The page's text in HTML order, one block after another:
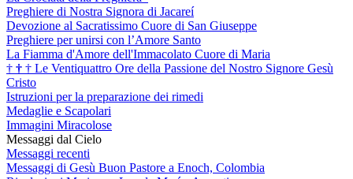
Preghiere di Nostra Signora di Jacareí
Devozione al Sacratissimo Cuore di San Giuseppe
Preghiere per unirsi con l’Amore Santo
La Fiamma d'Amore dell'Immacolato Cuore di Maria
† † † Le Ventiquattro Ore della Passione del Nostro Signore Gesù
Cristo
Istruzioni per la preparazione dei rimedi
Medaglie e Scapolari
Immagini Miracolose
Messaggi dal Cielo
Messaggi recenti
Messaggi di Gesù Buon Pastore a Enoch, Colombia